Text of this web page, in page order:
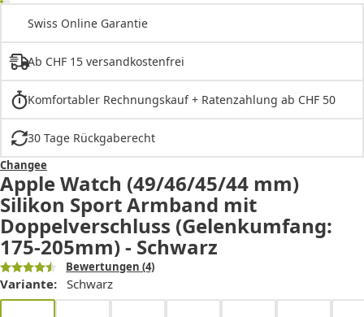
Swiss Online Garantie
Ab CHF 15 versandkostenfrei
Komfortabler Rechnungskauf + Ratenzahlung ab CHF 50
30 Tage Rückgaberecht
Changee
Apple Watch (49/46/45/44 mm)
Silikon Sport Armband mit
Doppelverschluss (Gelenkumfang:
175-205mm) - Schwarz
Bewertungen (4)
Variante: Schwarz